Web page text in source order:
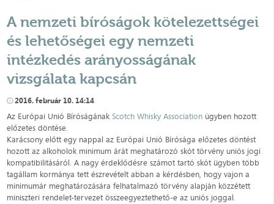
A nemzeti bíróságok kötelezettségei
és lehetőségei egy nemzeti
intézkedés arányosságának
vizsgálata kapcsán
2016. február 10. 14:14
Az Európai Unió BíróságánakScotch Whisky Association ügyben hozott
előzetes döntése.
Karácsony előtt egy nappal az Európai Unió Bírósága előzetes döntést
hozott az alkoholok minimum árát meghatározó skót törvény uniós jogi
kompatibilitásáról. A nagy érdeklődésre számot tartó skót ügyben több
tagállam kormánya tett észrevételt abban a kérdésben, hogy vajon a
minimumár meghatározására felhatalmazó törvény alapján közzétett
miniszteri rendelet-tervezet összeegyeztethető-e az uniós joggal.